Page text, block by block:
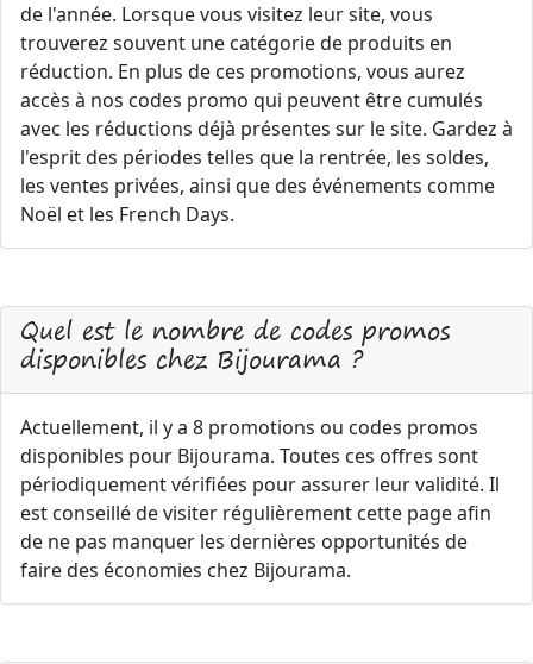
de l'année. Lorsque vous visitez leur site, vous
trouverez souvent une catégorie de produits en
réduction. En plus de ces promotions, vous aurez
accès à nos codes promo qui peuvent être cumulés
avec les réductions déjà présentes sur le site. Gardez à
l'esprit des périodes telles que la rentrée, les soldes,
les ventes privées, ainsi que des événements comme
Noël et les French Days.
Quel est le nombre de codes promos
disponibles chez Bijourama ?
Actuellement, il y a 8 promotions ou codes promos
disponibles pour Bijourama. Toutes ces offres sont
périodiquement vérifiées pour assurer leur validité. Il
est conseillé de visiter régulièrement cette page afin
de ne pas manquer les dernières opportunités de
faire des économies chez Bijourama.